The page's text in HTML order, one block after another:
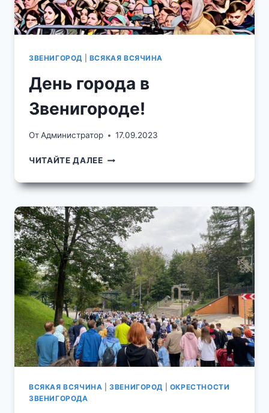
ЗВЕНИГОРОД ВСЯКАЯ ВСЯЧИНА
День города в
Звенигороде!
ОтАдминистратор 17.09.2023
ЧИТАЙТЕ ДАЛЕЕДЕНЬ
В
ВСЯКАЯ ВСЯЧИНА |ЗВЕНИГОРОД
ОКРЕСТНОСТИ
ЗВЕНИГОРОДА